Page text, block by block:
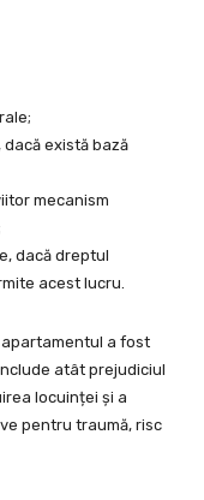
există bază
mecanism
dacă dreptul
acest lucru.
a fost
atât prejudiciul
locuinței și a
pentru traumă, risc